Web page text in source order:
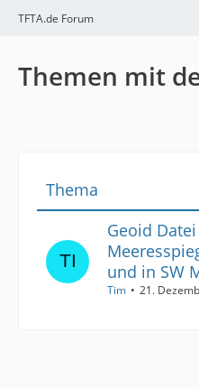
TFTA.de Forum
Themen mit
Thema
Geoid
und in SW
Tim 21.